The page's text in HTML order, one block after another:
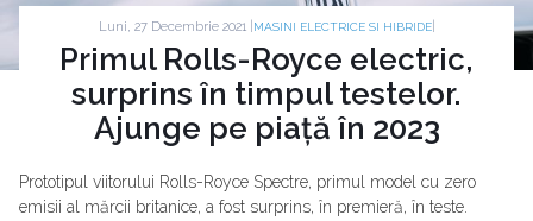
Luni, 27 Decembrie 2021 | MASINI ELECTRICE SI HIBRIDE|
Primul Rolls-Royce electric,
surprins în timpul testelor.
Ajunge pe piață în 2023
Prototipul viitorului Rolls-Royce Spectre, primul model cu zero
emisii al mărcii britanice, a fost surprins, în premieră, în teste.